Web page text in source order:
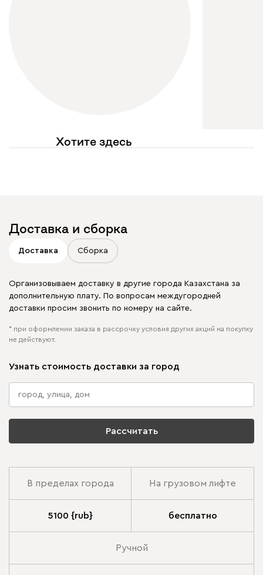
Хотите здесь
Доставка и сборка
Доставка Сборка
Организовываем доставку в другие города Казахстана за
дополнительную плату. По вопросам междугородней
доставки просим звонить по номеру на сайте.
* при оформлении заказа в рассрочку условия других акций на покупку
не действуют.
Узнать стоимость доставки за город
Рассчитать
В пределах города На грузовом лифте
5100 {rub} бесплатно
Ручной